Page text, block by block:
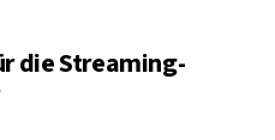
die Streaming-